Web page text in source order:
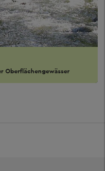
Oberflächengewässer